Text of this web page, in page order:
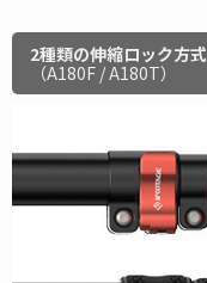
2種類の伸縮ロック方式
（A180F / A180T）